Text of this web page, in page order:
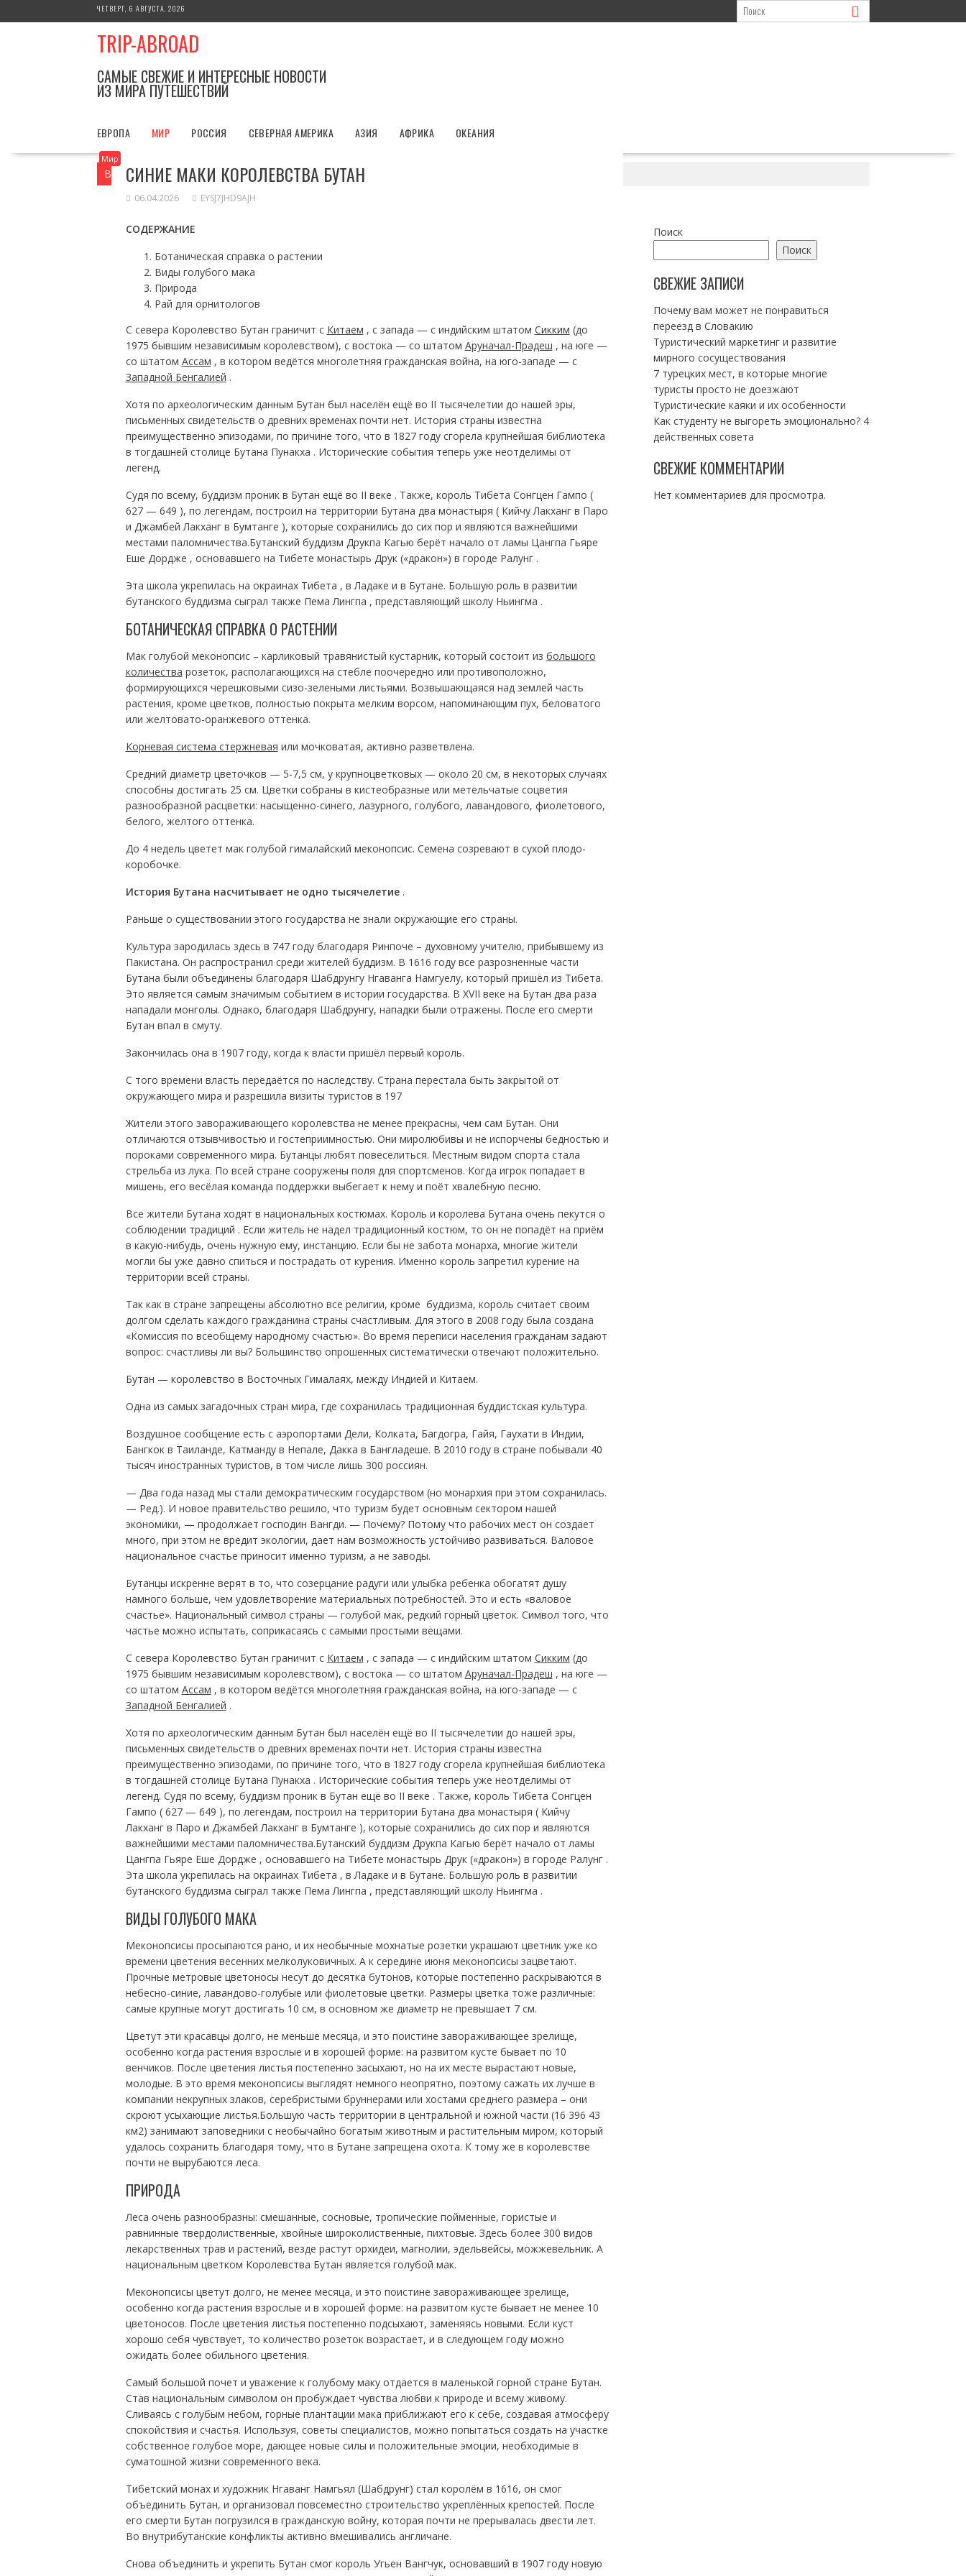
к
ЧЕТВЕРГ, 6 АВГУСТА, 2026
TRIP-ABROAD
САМЫЕ СВЕЖИЕ И ИНТЕРЕСНЫЕ НОВОСТИ
ИЗ МИРА ПУТЕШЕСТВИЙ
ЕВРОПА МИР РОССИЯ СЕВЕРНАЯ АМЕРИКА АЗИЯ АФРИКА ОКЕАНИЯ
Вы здесь Главная Мир Синие маки Королевства Бутан
Мир
СИНИЕ МАКИ КОРОЛЕВСТВА БУТАН
06.04.2026 EYSJ7JHD9AJH
СОДЕРЖАНИЕ
Ботаническая справка о растении
Виды голубого мака
Природа
Рай для орнитологов
С севера Королевство Бутан граничит с Китаем , с запада — с индийским штатом Сикким (до
1975 бывшим независимым королевством), с востока — со штатом Аруначал-Прадеш , на юге —
со штатом Ассам , в котором ведётся многолетняя гражданская война, на юго-западе — с
Западной Бенгалией .
Хотя по археологическим данным Бутан был населён ещё во II тысячелетии до нашей эры,
письменных свидетельств о древних временах почти нет. История страны известна
преимущественно эпизодами, по причине того, что в 1827 году сгорела крупнейшая библиотека
в тогдашней столице Бутана Пунакха . Исторические события теперь уже неотделимы от
легенд.
Судя по всему, буддизм проник в Бутан ещё во II веке . Также, король Тибета Сонгцен Гампо (
627 — 649 ), по легендам, построил на территории Бутана два монастыря ( Кийчу Лакханг в Паро
и Джамбей Лакханг в Бумтанге ), которые сохранились до сих пор и являются важнейшими
местами паломничества.Бутанский буддизм Друкпа Кагью берёт начало от ламы Цангпа Гьяре
Еше Дордже , основавшего на Тибете монастырь Друк («дракон») в городе Ралунг .
Эта школа укрепилась на окраинах Тибета , в Ладаке и в Бутане. Большую роль в развитии
бутанского буддизма сыграл также Пема Лингпа , представляющий школу Ньингма .
БОТАНИЧЕСКАЯ СПРАВКА О РАСТЕНИИ
Мак голубой меконопсис – карликовый травянистый кустарник, который состоит из большого
количества розеток, располагающихся на стебле поочередно или противоположно,
формирующихся черешковыми сизо-зелеными листьями. Возвышающаяся над землей часть
растения, кроме цветков, полностью покрыта мелким ворсом, напоминающим пух, беловатого
или желтовато-оранжевого оттенка.
Корневая система стержневая или мочковатая, активно разветвлена.
Средний диаметр цветочков — 5-7,5 см, у крупноцветковых — около 20 см, в некоторых случаях
способны достигать 25 см. Цветки собраны в кистеобразные или метельчатые соцветия
разнообразной расцветки: насыщенно-синего, лазурного, голубого, лавандового, фиолетового,
белого, желтого оттенка.
До 4 недель цветет мак голубой гималайский меконопсис. Семена созревают в сухой плодо-
коробочке.
История Бутана насчитывает не одно тысячелетие.
Раньше о существовании этого государства не знали окружающие его страны.
Культура зародилась здесь в 747 году благодаря Ринпоче – духовному учителю, прибывшему из
Пакистана. Он распространил среди жителей буддизм. В 1616 году все разрозненные части
Бутана были объединены благодаря Шабдрунгу Нгаванга Намгуелу, который пришёл из Тибета.
Это является самым значимым событием в истории государства. В XVII веке на Бутан два раза
нападали монголы. Однако, благодаря Шабдрунгу, нападки были отражены. После его смерти
Бутан впал в смуту.
Закончилась она в 1907 году, когда к власти пришёл первый король.
С того времени власть передаётся по наследству. Страна перестала быть закрытой от
окружающего мира и разрешила визиты туристов в 197
Жители этого завораживающего королевства не менее прекрасны, чем сам Бутан. Они
отличаются отзывчивостью и гостеприимностью. Они миролюбивы и не испорчены бедностью и
пороками современного мира. Бутанцы любят повеселиться. Местным видом спорта стала
стрельба из лука. По всей стране сооружены поля для спортсменов. Когда игрок попадает в
мишень, его весёлая команда поддержки выбегает к нему и поёт хвалебную песню.
Все жители Бутана ходят в национальных костюмах. Король и королева Бутана очень пекутся о
соблюдении традиций . Если житель не надел традиционный костюм, то он не попадёт на приём
в какую-нибудь, очень нужную ему, инстанцию. Если бы не забота монарха, многие жители
могли бы уже давно спиться и пострадать от курения. Именно король запретил курение на
территории всей страны.
Так как в стране запрещены абсолютно все религии, кроме буддизма, король считает своим
долгом сделать каждого гражданина страны счастливым. Для этого в 2008 году была создана
«Комиссия по всеобщему народному счастью». Во время переписи населения гражданам задают
вопрос: счастливы ли вы? Большинство опрошенных систематически отвечают положительно.
Бутан — королевство в Восточных Гималаях, между Индией и Китаем.
Одна из самых загадочных стран мира, где сохранилась традиционная буддистская культура.
Воздушное сообщение есть с аэропортами Дели, Колката, Багдогра, Гайя, Гаухати в Индии,
Бангкок в Таиланде, Катманду в Непале, Дакка в Бангладеше. В 2010 году в стране побывали 40
тысяч иностранных туристов, в том числе лишь 300 россиян.
— Два года назад мы стали демократическим государством (но монархия при этом сохранилась.
— Ред.). И новое правительство решило, что туризм будет основным сектором нашей
экономики, — продолжает господин Вангди. — Почему? Потому что рабочих мест он создает
много, при этом не вредит экологии, дает нам возможность устойчиво развиваться. Валовое
национальное счастье приносит именно туризм, а не заводы.
Бутанцы искренне верят в то, что созерцание радуги или улыбка ребенка обогатят душу
намного больше, чем удовлетворение материальных потребностей. Это и есть «валовое
счастье». Национальный символ страны — голубой мак, редкий горный цветок. Символ того, что
частье можно испытать, соприкасаясь с самыми простыми вещами.
С севера Королевство Бутан граничит с Китаем , с запада — с индийским штатом Сикким (до
1975 бывшим независимым королевством), с востока — со штатом Аруначал-Прадеш , на юге —
со штатом Ассам , в котором ведётся многолетняя гражданская война, на юго-западе — с
Западной Бенгалией .
Хотя по археологическим данным Бутан был населён ещё во II тысячелетии до нашей эры,
письменных свидетельств о древних временах почти нет. История страны известна
преимущественно эпизодами, по причине того, что в 1827 году сгорела крупнейшая библиотека
в тогдашней столице Бутана Пунакха . Исторические события теперь уже неотделимы от
легенд. Судя по всему, буддизм проник в Бутан ещё во II веке . Также, король Тибета Сонгцен
Гампо ( 627 — 649 ), по легендам, построил на территории Бутана два монастыря ( Кийчу
Лакханг в Паро и Джамбей Лакханг в Бумтанге ), которые сохранились до сих пор и являются
важнейшими местами паломничества.Бутанский буддизм Друкпа Кагью берёт начало от ламы
Цангпа Гьяре Еше Дордже , основавшего на Тибете монастырь Друк («дракон») в городе Ралунг .
Эта школа укрепилась на окраинах Тибета , в Ладаке и в Бутане. Большую роль в развитии
бутанского буддизма сыграл также Пема Лингпа , представляющий школу Ньингма .
ВИДЫ ГОЛУБОГО МАКА
Меконопсисы просыпаются рано, и их необычные мохнатые розетки украшают цветник уже ко
времени цветения весенних мелколуковичных. А к середине июня меконопсисы зацветают.
Прочные метровые цветоносы несут до десятка бутонов, которые постепенно раскрываются в
небесно-синие, лавандово-голубые или фиолетовые цветки. Размеры цветка тоже различные:
самые крупные могут достигать 10 см, в основном же диаметр не превышает 7 см.
Цветут эти красавцы долго, не меньше месяца, и это поистине завораживающее зрелище,
особенно когда растения взрослые и в хорошей форме: на развитом кусте бывает по 10
венчиков. После цветения листья постепенно засыхают, но на их месте вырастают новые,
молодые. В это время меконопсисы выглядят немного неопрятно, поэтому сажать их лучше в
компании некрупных злаков, серебристыми бруннерами или хостами среднего размера – они
скроют усыхающие листья.Большую часть территории в центральной и южной части (16 396 43
км2) занимают заповедники с необычайно богатым животным и растительным миром, который
удалось сохранить благодаря тому, что в Бутане запрещена охота. К тому же в королевстве
почти не вырубаются леса.
ПРИРОДА
Леса очень разнообразны: смешанные, сосновые, тропические пойменные, гористые и
равнинные твердолиственные, хвойные широколиственные, пихтовые. Здесь более 300 видов
лекарственных трав и растений, везде растут орхидеи, магнолии, эдельвейсы, можжевельник. А
национальным цветком Королевства Бутан является голубой мак.
Меконопсисы цветут долго, не менее месяца, и это поистине завораживающее зрелище,
особенно когда растения взрослые и в хорошей форме: на развитом кусте бывает не менее 10
цветоносов. После цветения листья постепенно подсыхают, заменяясь новыми. Если куст
хорошо себя чувствует, то количество розеток возрастает, и в следующем году можно
ожидать более обильного цветения.
Самый большой почет и уважение к голубому маку отдается в маленькой горной стране Бутан.
Став национальным символом он пробуждает чувства любви к природе и всему живому.
Сливаясь с голубым небом, горные плантации мака приближают его к себе, создавая атмосферу
спокойствия и счастья. Используя, советы специалистов, можно попытаться создать на участке
собственное голубое море, дающее новые силы и положительные эмоции, необходимые в
суматошной жизни современного века.
Тибетский монах и художник Нгаванг Намгьял (Шабдрунг) стал королём в 1616, он смог
объединить Бутан, и организовал повсеместно строительство укреплённых крепостей. После
его смерти Бутан погрузился в гражданскую войну, которая почти не прерывалась двести лет.
Во внутрибутанские конфликты активно вмешивались англичане.
Снова объединить и укрепить Бутан смог король Угьен Вангчук, основавший в 1907 году новую
Поиск
Поиск
СВЕЖИЕ ЗАПИСИ
Почему вам может не понравиться
переезд в Словакию
Туристический маркетинг и развитие
мирного сосуществования
7 турецких мест, в которые многие
туристы просто не доезжают
Туристические каяки и их особенности
Как студенту не выгореть эмоционально? 4
действенных совета
СВЕЖИЕ КОММЕНТАРИИ
Нет комментариев для просмотра.